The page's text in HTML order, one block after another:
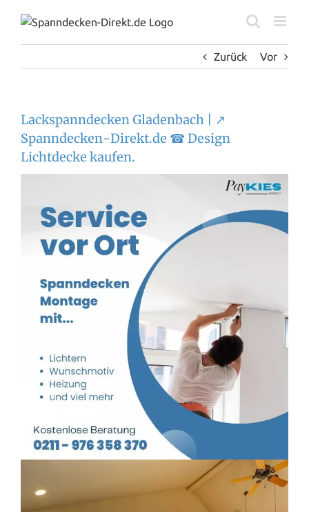
Inhalt
Zurück
Vor
Lackspanndecken Gladenbach | ↗️
Spanndecken-Direkt.de ☎ Design
Lichtdecke kaufen.